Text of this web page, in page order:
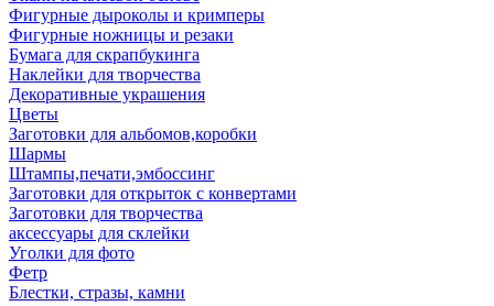
Фигурные дыроколы и кримперы
Фигурные ножницы и резаки
Бумага для скрапбукинга
Наклейки для творчества
Декоративные украшения
Цветы
Заготовки для альбомов,коробки
Шармы
Штампы,печати,эмбоссинг
Заготовки для открыток с конвертами
Заготовки для творчества
аксессуары для склейки
Уголки для фото
Фетр
Блестки, стразы, камни